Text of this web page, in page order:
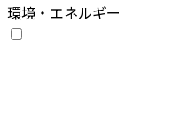
環境・エネルギー